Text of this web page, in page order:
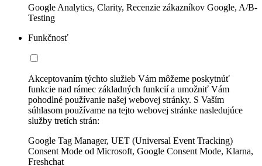
Google Analytics, Clarity, Recenzie zákazníkov Google, A/B-
Testing
Funkčnosť
Akceptovaním týchto služieb Vám môžeme poskytnúť
funkcie nad rámec základných funkcií a umožniť Vám
pohodlné používanie našej webovej stránky. S Vaším
súhlasom používame na tejto webovej stránke nasledujúce
služby tretích strán:
Google Tag Manager, UET (Universal Event Tracking)
Consent Mode od Microsoft, Google Consent Mode, Klarna,
Freshchat